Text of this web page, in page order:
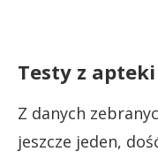
Testy z
Z danych
jeszcze jeden,